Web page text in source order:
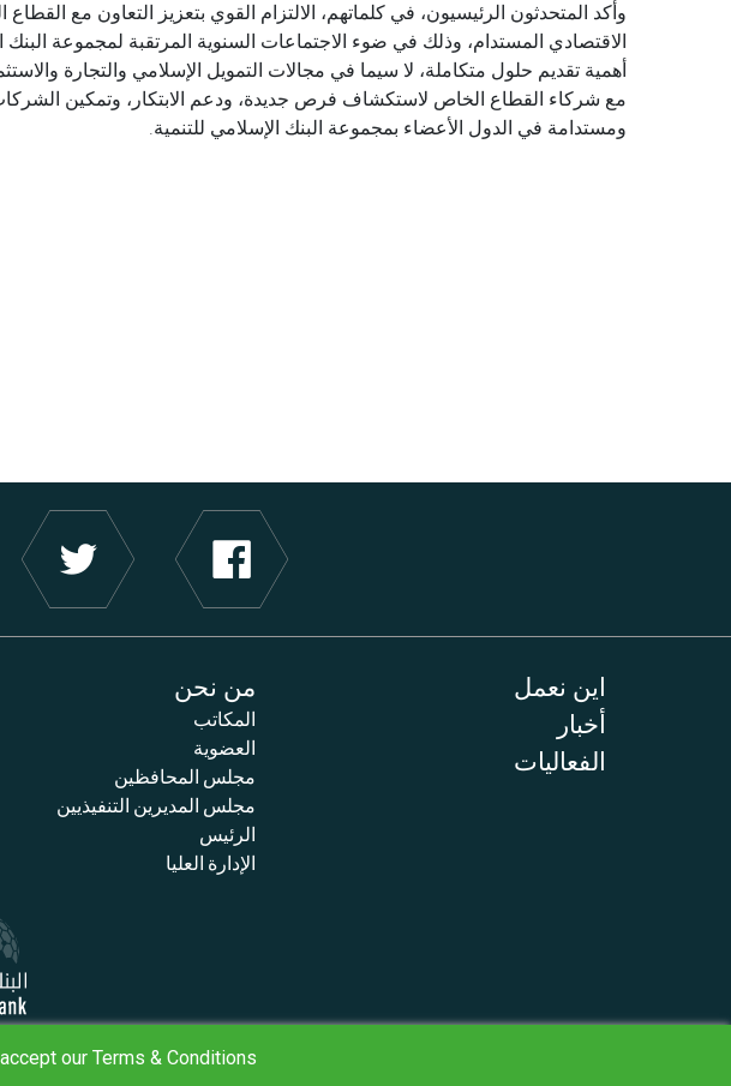
وأكد المتحدثون الرئيسيون، في كلماتهم، الالتزام القوي بتعزيز التعاون مع
الاقتصادي المستدام، وذلك في ضوء الاجتماعات السنوية المرتقبة لمجموعة
أهمية تقديم حلول متكاملة، لا سيما في مجالات التمويل الإسلامي والتجارة
مع شركاء القطاع الخاص لاستكشاف فرص جديدة، ودعم الابتكار، وتمكين
ومستدامة في الدول الأعضاء بمجموعة البنك الإسلامي للتنمية.
our Terms & Conditions
اين نعمل
أخبار
الفعاليات
من نحن
المكاتب
العضوية
مجلس المحافظين
مجلس المديرين التنفيذيين
الرئيس
الإدارة العليا
سياسة الخصوصية البنود